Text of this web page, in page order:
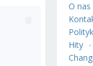
O nas
Hity